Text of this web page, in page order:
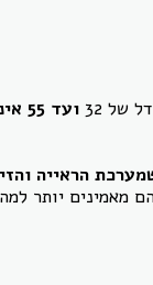
של 32
ועד 55 אינץ'
הראייה
מאמינים יותר